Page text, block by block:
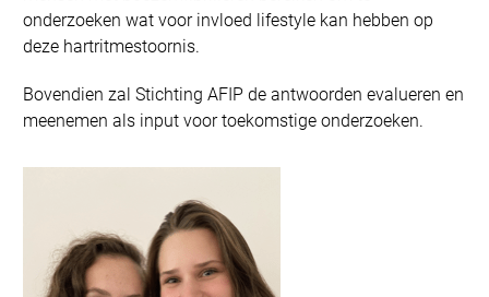
onderzoeken wat voor invloed lifestyle kan hebben op
deze hartritmestoornis.
Bovendien zal Stichting AFIP de antwoorden evalueren en
meenemen als input voor toekomstige onderzoeken.